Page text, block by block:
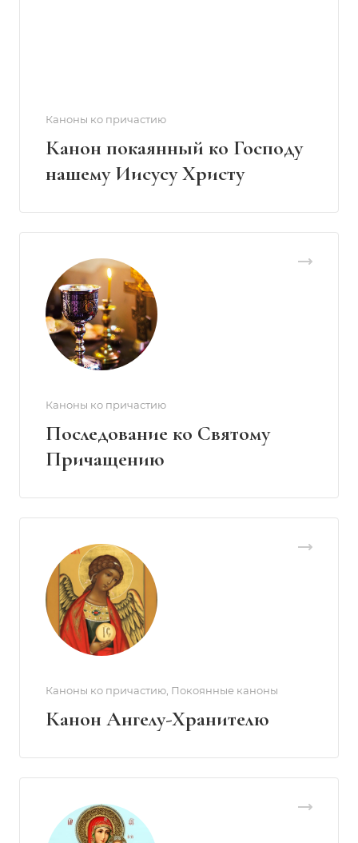
Каноны ко причастию
Канон покаянный ко Господу
нашему Иисусу Христу
Каноны ко причастию
Последование ко Святому
Причащению
Каноны ко причастию, Покоянные каноны
Канон Ангелу-Хранителю